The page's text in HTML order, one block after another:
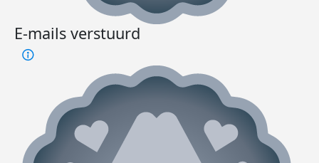
E-mails verstuurd